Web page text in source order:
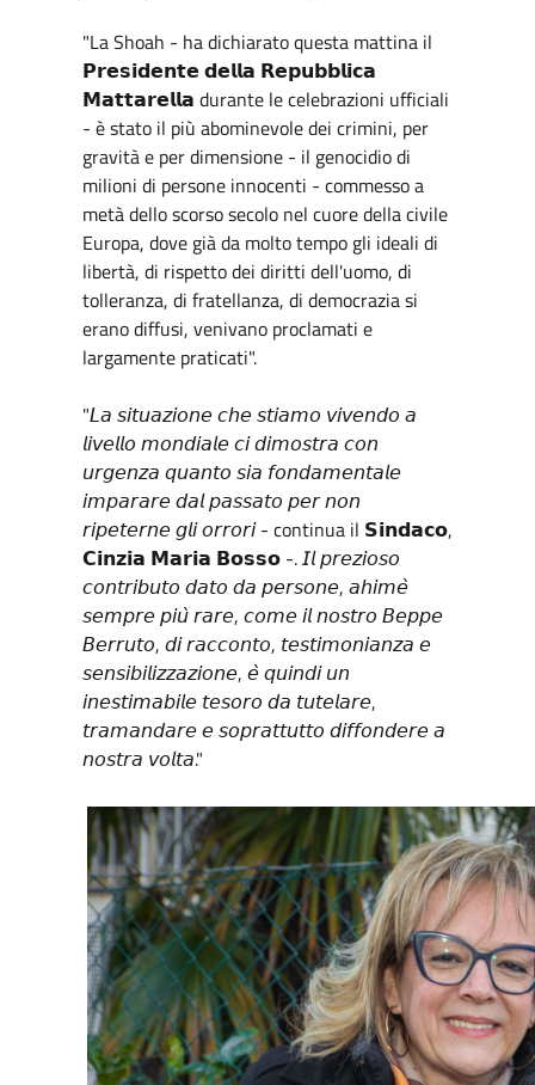
"La Shoah - ha dichiarato questa mattina il
𝗣𝗿𝗲𝘀𝗶𝗱𝗲𝗻𝘁𝗲 𝗱𝗲𝗹𝗹𝗮 𝗥𝗲𝗽𝘂𝗯𝗯𝗹𝗶𝗰𝗮
𝗠𝗮𝘁𝘁𝗮𝗿𝗲𝗹𝗹𝗮 durante le celebrazioni ufficiali
- è stato il più abominevole dei crimini, per
gravità e per dimensione - il genocidio di
milioni di persone innocenti - commesso a
metà dello scorso secolo nel cuore della civile
Europa, dove già da molto tempo gli ideali di
libertà, di rispetto dei diritti dell'uomo, di
tolleranza, di fratellanza, di democrazia si
erano diffusi, venivano proclamati e
largamente praticati".
"𝘓𝘢 𝘴𝘪𝘵𝘶𝘢𝘻𝘪𝘰𝘯𝘦 𝘤𝘩𝘦 𝘴𝘵𝘪𝘢𝘮𝘰 𝘷𝘪𝘷𝘦𝘯𝘥𝘰 𝘢
𝘭𝘪𝘷𝘦𝘭𝘭𝘰 𝘮𝘰𝘯𝘥𝘪𝘢𝘭𝘦 𝘤𝘪 𝘥𝘪𝘮𝘰𝘴𝘵𝘳𝘢 𝘤𝘰𝘯
𝘶𝘳𝘨𝘦𝘯𝘻𝘢 𝘲𝘶𝘢𝘯𝘵𝘰 𝘴𝘪𝘢 𝘧𝘰𝘯𝘥𝘢𝘮𝘦𝘯𝘵𝘢𝘭𝘦
𝘪𝘮𝘱𝘢𝘳𝘢𝘳𝘦 𝘥𝘢𝘭 𝘱𝘢𝘴𝘴𝘢𝘵𝘰 𝘱𝘦𝘳 𝘯𝘰𝘯
𝘳𝘪𝘱𝘦𝘵𝘦𝘳𝘯𝘦 𝘨𝘭𝘪 𝘰𝘳𝘳𝘰𝘳𝘪 - continua il 𝗦𝗶𝗻𝗱𝗮𝗰𝗼,
𝗖𝗶𝗻𝘇𝗶𝗮 𝗠𝗮𝗿𝗶𝗮 𝗕𝗼𝘀𝘀𝗼 -. 𝘐𝘭 𝘱𝘳𝘦𝘻𝘪𝘰𝘴𝘰
𝘤𝘰𝘯𝘵𝘳𝘪𝘣𝘶𝘵𝘰 𝘥𝘢𝘵𝘰 𝘥𝘢 𝘱𝘦𝘳𝘴𝘰𝘯𝘦, 𝘢𝘩𝘪𝘮𝘦̀
𝘴𝘦𝘮𝘱𝘳𝘦 𝘱𝘪𝘶̀ 𝘳𝘢𝘳𝘦, 𝘤𝘰𝘮𝘦 𝘪𝘭 𝘯𝘰𝘴𝘵𝘳𝘰 𝘉𝘦𝘱𝘱𝘦
𝘉𝘦𝘳𝘳𝘶𝘵𝘰, 𝘥𝘪 𝘳𝘢𝘤𝘤𝘰𝘯𝘵𝘰, 𝘵𝘦𝘴𝘵𝘪𝘮𝘰𝘯𝘪𝘢𝘯𝘻𝘢 𝘦
𝘴𝘦𝘯𝘴𝘪𝘣𝘪𝘭𝘪𝘻𝘻𝘢𝘻𝘪𝘰𝘯𝘦, 𝘦̀ 𝘲𝘶𝘪𝘯𝘥𝘪 𝘶𝘯
𝘪𝘯𝘦𝘴𝘵𝘪𝘮𝘢𝘣𝘪𝘭𝘦 𝘵𝘦𝘴𝘰𝘳𝘰 𝘥𝘢 𝘵𝘶𝘵𝘦𝘭𝘢𝘳𝘦,
𝘵𝘳𝘢𝘮𝘢𝘯𝘥𝘢𝘳𝘦 𝘦 𝘴𝘰𝘱𝘳𝘢𝘵𝘵𝘶𝘵𝘵𝘰 𝘥𝘪𝘧𝘧𝘰𝘯𝘥𝘦𝘳𝘦 𝘢
𝘯𝘰𝘴𝘵𝘳𝘢 𝘷𝘰𝘭𝘵𝘢."